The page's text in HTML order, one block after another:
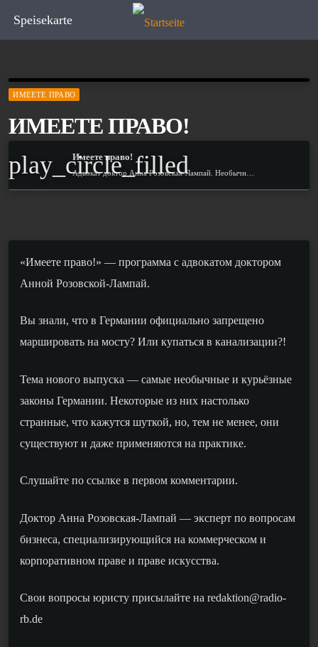
Speisekarte
ИМЕЕТЕ ПРАВО
ИМЕЕТЕ ПРАВО!
play_circle_filled
Имеете право!
«Имеете право!» — программа с адвокатом доктором
Анной Розовской-Лампай.
Вы знали, что в Германии официально запрещено
маршировать на мосту? Или купаться в канализации?!
Тема нового выпуска — самые необычные и курьёзные
законы Германии. Некоторые из них настолько
странные, что кажутся шуткой, но, тем не менее, они
существуют и даже применяются на практике.
Слушайте по ссылке в первом комментарии.
Доктор Анна Розовская-Лампай — эксперт по вопросам
бизнеса, специализирующийся на коммерческом и
корпоративном праве и праве искусства.
Свои вопросы юристу присылайте на redaktion@radio-
rb.de